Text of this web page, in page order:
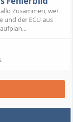
Zusammen, wer
und der ECU aus